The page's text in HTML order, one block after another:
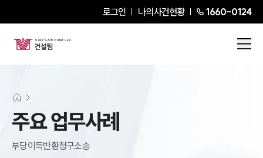
로그인 나의사건현황 1660-0124
주요 업무사례
부당이득반환청구소송